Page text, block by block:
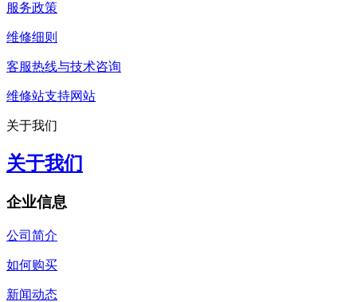
服务政策
维修细则
客服热线与技术咨询
维修站支持网站
关于我们
关于我们
企业信息
公司简介
如何购买
新闻动态